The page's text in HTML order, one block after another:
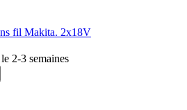
fil Makita. 2x18V
2-3 semaines